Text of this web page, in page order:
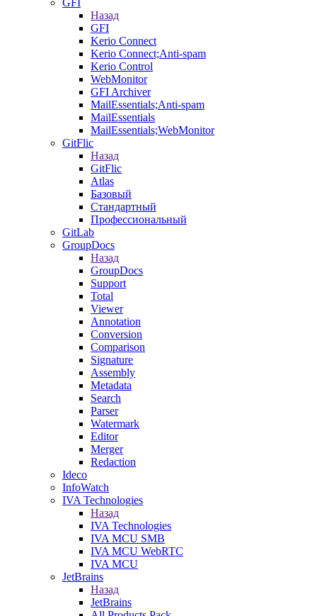
GFI
Назад
GFI
Kerio Connect
Kerio Connect;Anti-spam
Kerio Control
WebMonitor
GFI Archiver
MailEssentials;Anti-spam
MailEssentials
MailEssentials;WebMonitor
GitFlic
Назад
GitFlic
Atlas
Базовый
Стандартный
Профессиональный
GitLab
GroupDocs
Назад
GroupDocs
Support
Total
Viewer
Annotation
Conversion
Comparison
Signature
Assembly
Metadata
Search
Parser
Watermark
Editor
Merger
Redaction
Ideco
InfoWatch
IVA Technologies
Назад
IVA Technologies
IVA MCU SMB
IVA MCU WebRTC
IVA MCU
JetBrains
Назад
JetBrains